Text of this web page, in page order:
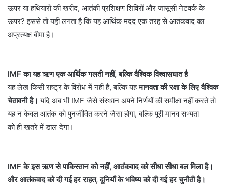
ऊपर या हथियारों की खरीद, आतंकी प्रशिक्षण शिविरों और जासूसी नेटवर्क के
ऊपर? इससे तो यही लगता है कि यह आर्थिक मदद एक तरह से आतंकवाद का
अप्रत्यक्ष बीमा है।
IMF का यह ऋण एक आर्थिक गलती नहीं, बल्कि वैश्विक विश्वासघात है
यह लेख किसी राष्ट्र के विरोध में नहीं है, बल्कि यहमानवता की रक्षा के लिए वैश्विक
चेतावनी है।यदि अब भी IMF जैसे संस्थान अपने निर्णयों की समीक्षा नहीं करते तो
यह न केवल आतंक को पुनर्जीवित करने जैसा होगा, बल्कि पूरी मानव सभ्यता
को ही खतरे में डाल देगा।
IMF के इस ऋण से पाकिस्तान को नहीं, आतंकवाद को सीधा सीधा बल मिला है।
और आतंकवाद को दी गई हर राहत, दुनियाँ के भविष्य को दी गई हर चुनौती है।